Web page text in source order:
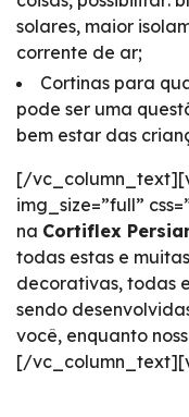
solares, maior
corrente de ar;
Cortinas para
pode ser uma
bem estar das
[/
img_size=”full”
na Cortiflex
todas estas e
decorativas, todas
sendo
você, enquanto
[/